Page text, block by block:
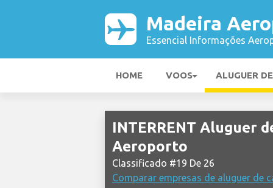
Madeira
Essencial Informações
HOME VOOS ALUGUER
INTERRENT Aluguer
Aeroporto
Classificado #19 De 26
Comparar empresas de aluguer de